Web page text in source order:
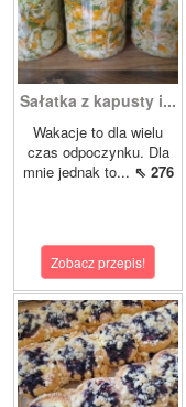
Sałatka z kapusty i...
Wakacje to dla wielu
czas odpoczynku. Dla
mnie jednak to... ⇖ 276
Zobacz przepis!